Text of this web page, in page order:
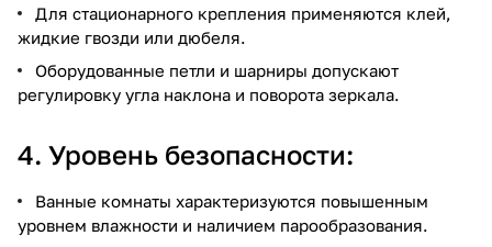
Для стационарного крепления применяются клей,
жидкие гвозди или дюбеля.
Оборудованные петли и шарниры допускают
регулировку угла наклона и поворота зеркала.
4. Уровень безопасности:
Ванные комнаты характеризуются повышенным
уровнем влажности и наличием парообразования.